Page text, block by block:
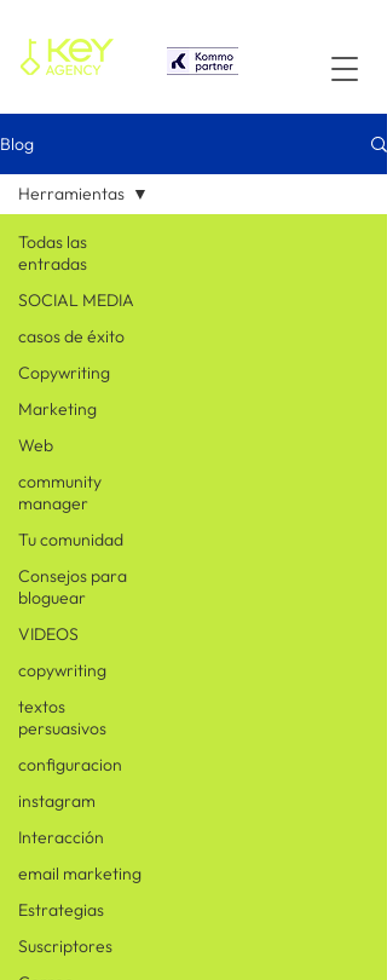
Blog
Todas las
entradas
SOCIAL MEDIA
casos de éxito
Copywriting
Marketing
Web
community
manager
Tu comunidad
Consejos para
bloguear
VIDEOS
copywriting
textos
persuasivos
configuracion
instagram
Interacción
email marketing
Estrategias
Suscriptores
Herramientas